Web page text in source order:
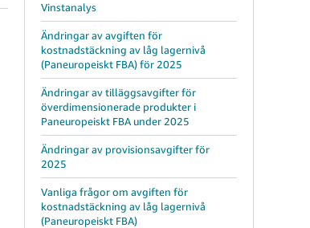
Vinstanalys
Ändringar av avgiften för
kostnadstäckning av låg lagernivå
(Paneuropeiskt FBA) för 2025
Ändringar av tilläggsavgifter för
överdimensionerade produkter i
Paneuropeiskt FBA under 2025
Ändringar av provisionsavgifter för
2025
Vanliga frågor om avgiften för
kostnadstäckning av låg lagernivå
(Paneuropeiskt FBA)